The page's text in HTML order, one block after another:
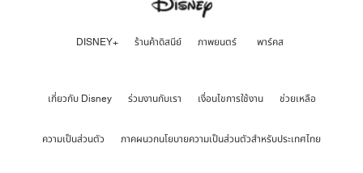
DISNEY+ ร้านค้าดิสนีย์ ภาพยนตร์ พาร์คส
เกี่ยวกับ Disney ร่วมงานกับเรา เงื่อนไขการใช้งาน ช่วยเหลือ
ความเป็นส่วนตัว ภาคผนวกนโยบายความเป็นส่วนตัวสำหรับประเทศไทย